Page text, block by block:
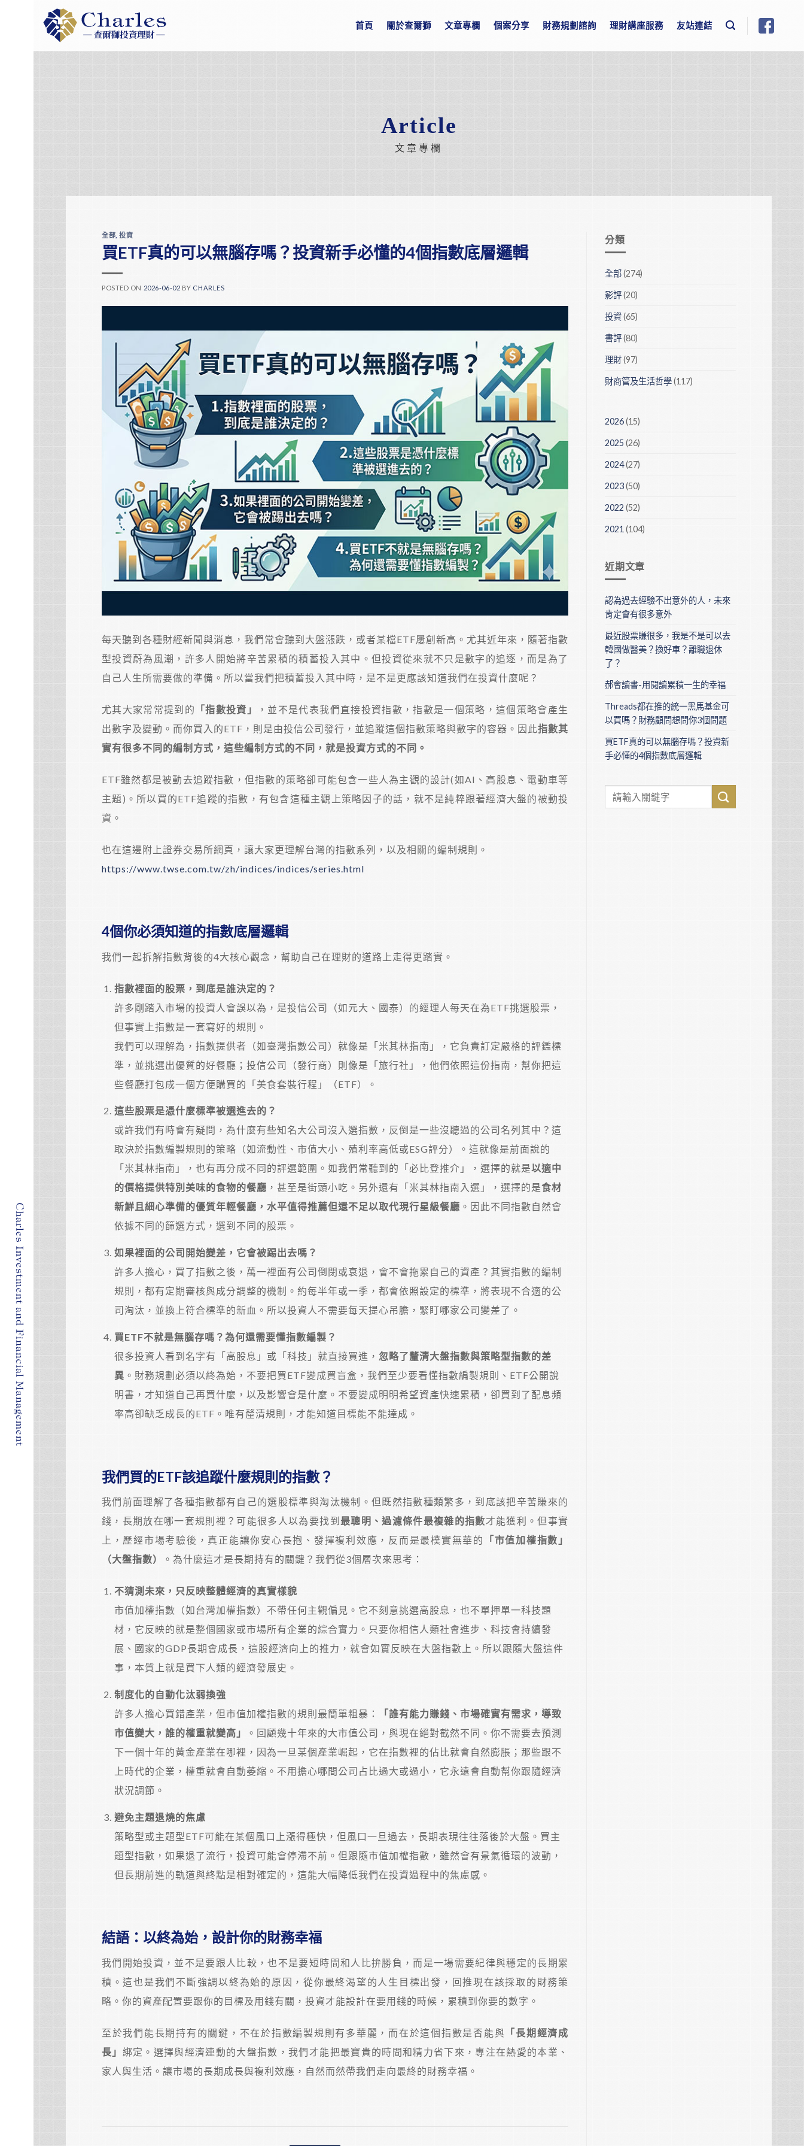
首頁 關於查爾獅 文章專欄 個案分享 財務規劃諮詢 理財講座服務 友站連結
Article
文章專欄
全部 ,投資
買ETF真的可以無腦存嗎？投資新手必懂的4個指數底層邏輯
POSTED ON 2026-06-02 BY CHARLES
每天聽到各種財經新聞與消息，我們常會聽到大盤漲跌，或者某檔ETF屢創新高。尤其近年來，隨著指數
型投資蔚為風潮，許多人開始將辛苦累積的積蓄投入其中。但投資從來就不只是數字的追逐，而是為了
自己人生所需要做的準備。所以當我們把積蓄投入其中時，是不是更應該知道我們在投資什麼呢？
尤其大家常常提到的 「指數投資」
，並不是代表我們直接投資指數，指數是一個策略，這個策略會產生
出數字及變動。而你買入的ETF，則是由投信公司發行，並追蹤這個指數策略與數字的容器。因此指數其
實有很多不同的編制方式，這些編制方式的不同，就是投資方式的不同。
ETF雖然都是被動去追蹤指數，但指數的策略卻可能包含一些人為主觀的設計(如AI、高股息、電動車等
主題)。所以買的ETF追蹤的指數，有包含這種主觀上策略因子的話，就不是純粹跟著經濟大盤的被動投
資。
也在這邊附上證券交易所網頁，讓大家更理解台灣的指數系列，以及相關的編制規則。
https://www.twse.com.tw/zh/indices/indices/series.html
4個你必須知道的指數底層邏輯
我們一起拆解指數背後的4大核心觀念，幫助自己在理財的道路上走得更踏實。
指數裡面的股票，到底是誰決定的？
許多剛踏入市場的投資人會誤以為，是投信公司（如元大、國泰）的經理人每天在為ETF挑選股票，
但事實上指數是一套寫好的規則。
我們可以理解為，指數提供者（如臺灣指數公司）就像是「米其林指南」，它負責訂定嚴格的評鑑標
準，並挑選出優質的好餐廳；投信公司（發行商）則像是「旅行社」，他們依照這份指南，幫你把這
些餐廳打包成一個方便購買的「美食套裝行程」（ETF）。
這些股票是憑什麼標準被選進去的？
或許我們有時會有疑問，為什麼有些知名大公司沒入選指數，反倒是一些沒聽過的公司名列其中？這
取決於指數編製規則的策略（如流動性、市值大小、殖利率高低或ESG評分）。這就像是前面說的
「米其林指南」，也有再分成不同的評選範圍。如我們常聽到的「必比登推介」，選擇的就是以適中
的價格提供特別美味的食物的餐廳 ，甚至是街頭小吃。另外還有「米其林指南入選」，選擇的是食材
新鮮且細心準備的優質年輕餐廳，水平值得推薦但還不足以取代現行星級餐廳 。因此不同指數自然會
依據不同的篩選方式，選到不同的股票。
如果裡面的公司開始變差，它會被踢出去嗎？
許多人擔心，買了指數之後，萬一裡面有公司倒閉或衰退，會不會拖累自己的資產？其實指數的編制
規則，都有定期審核與成分調整的機制。約每半年或一季，都會依照設定的標準，將表現不合適的公
司淘汰，並換上符合標準的新血。所以投資人不需要每天提心吊膽，緊盯哪家公司變差了。
買ETF不就是無腦存嗎？為何還需要懂指數編製？
很多投資人看到名字有「高股息」或「科技」就直接買進， 忽略了釐清大盤指數與策略型指數的差
異 。財務規劃必須以終為始，不要把買ETF變成買盲盒，我們至少要看懂指數編製規則、ETF公開說
明書，才知道自己再買什麼，以及影響會是什麼。不要變成明明希望資產快速累積，卻買到了配息頻
率高卻缺乏成長的ETF。唯有釐清規則，才能知道目標能不能達成。
我們買的ETF該追蹤什麼規則的指數？
我們前面理解了各種指數都有自己的選股標準與淘汰機制。但既然指數種類繁多，到底該把辛苦賺來的
錢，長期放在哪一套規則裡？可能很多人以為要找到 最聰明、過濾條件最複雜的指數才能獲利。但事實
上，歷經市場考驗後，真正能讓你安心長抱、發揮複利效應，反而是最樸實無華的
「市值加權指數」
（大盤指數）
。為什麼這才是長期持有的關鍵？我們從3個層次來思考：
不猜測未來，只反映整體經濟的真實樣貌
市值加權指數（如台灣加權指數）不帶任何主觀偏見。它不刻意挑選高股息，也不單押單一科技題
材，它反映的就是整個國家或市場所有企業的綜合實力。只要你相信人類社會進步、科技會持續發
展、國家的GDP長期會成長，這股經濟向上的推力，就會如實反映在大盤指數上。所以跟隨大盤這件
事，本質上就是買下人類的經濟發展史。
制度化的自動化汰弱換強
許多人擔心買錯產業，但市值加權指數的規則最簡單粗暴：
「誰有能力賺錢、市場確實有需求，導致
市值變大，誰的權重就變高」
。回顧幾十年來的大市值公司，與現在絕對截然不同。你不需要去預測
下一個十年的黃金產業在哪裡，因為一旦某個產業崛起，它在指數裡的佔比就會自然膨脹；那些跟不
上時代的企業，權重就會自動萎縮。不用擔心哪間公司占比過大或過小，它永遠會自動幫你跟隨經濟
狀況調節。
避免主題退燒的焦慮
策略型或主題型ETF可能在某個風口上漲得極快，但風口一旦過去，長期表現往往落後於大盤。買主
題型指數，如果退了流行，投資可能會停滯不前。但跟隨市值加權指數，雖然會有景氣循環的波動，
但長期前進的軌道與終點是相對確定的，這能大幅降低我們在投資過程中的焦慮感。
結語：以終為始，設計你的財務幸福
我們開始投資，並不是要跟人比較，也不是要短時間和人比拚勝負，而是一場需要紀律與穩定的長期累
積。這也是我們不斷強調以終為始的原因，從你最終渴望的人生目標出發，回推現在該採取的財務策
略。你的資產配置要跟你的目標及用錢有關，投資才能設計在要用錢的時候，累積到你要的數字。
至於我們能長期持有的關鍵，不在於指數編製規則有多華麗，而在於這個指數是否能與 「長期經濟成
長」 綁定。選擇與經濟連動的大盤指數，我們才能把最寶貴的時間和精力省下來，專注在熱愛的本業、
家人與生活。讓市場的長期成長與複利效應，自然而然帶我們走向最終的財務幸福。
分類
全部(274)
影評(20)
投資(65)
書評(80)
理財(97)
財商管及生活哲學(117)
2026(15)
2025 (26)
2024(27)
2023(50)
2022 (52)
2021 (104)
近期文章
認為過去經驗不出意外的人，未來
肯定會有很多意外
最近股票賺很多，我是不是可以去
韓國做醫美？換好車？離職退休
了？
郝會讀書-用閱讀累積一生的幸福
Threads都在推的統一黑馬基金可
以買嗎？財務顧問想問你3個問題
買ETF真的可以無腦存嗎？投資新
手必懂的4個指數底層邏輯